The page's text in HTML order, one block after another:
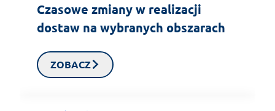
Czasowe zmiany w realizacji
dostaw na wybranych obszarach
ZOBACZ